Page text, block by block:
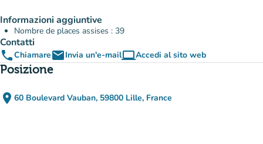
Informazioni aggiuntive
Nombre de places assises : 39
Contatti
phoneChiamareemailInvia un'e-mailcomputerAccedi al sito web
(nuova scheda)
Posizione
place 60 Boulevard Vauban, 59800 Lille, France
(apri in Google Maps)
(nuova scheda)